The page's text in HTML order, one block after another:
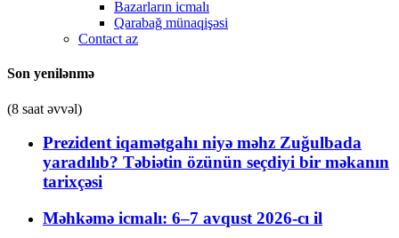
Bazarların icmalı
Qarabağ münaqişəsi
Contact az
Son yenilənmə
(8 saat əvvəl)
Prezident iqamətgahı niyə məhz Zuğulbada
yaradılıb? Təbiətin özünün seçdiyi bir məkanın
tarixçəsi
Məhkəmə icmalı: 6–7 avqust 2026-cı il